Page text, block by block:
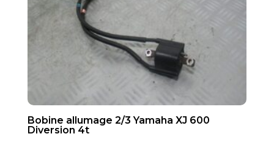
Bobine allumage 2/3 Yamaha XJ 600
Diversion 4t